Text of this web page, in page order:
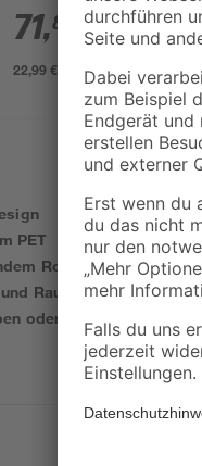
x 19 mm
71,84 €/ m²
22,99 € / Pack
PET
Rohstoff
Raumakustik
oder Kleber